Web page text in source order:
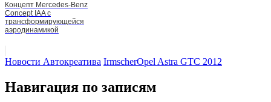
Концепт Mercedes-Benz
Concept IAA с
трансформирующейся
аэродинамикой
Новости Автокреатива IrmscherOpel Astra GTC 2012
Навигация по записям